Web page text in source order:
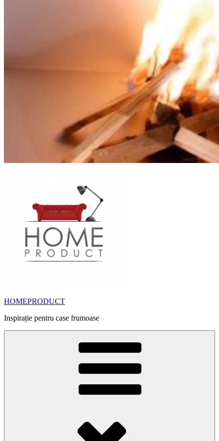
HOMEPRODUCT
Inspirație pentru case frumoase